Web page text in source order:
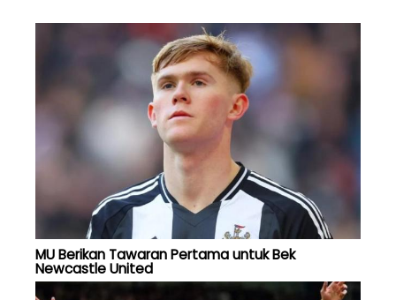
MU Berikan Tawaran Pertama untuk Bek
Newcastle United